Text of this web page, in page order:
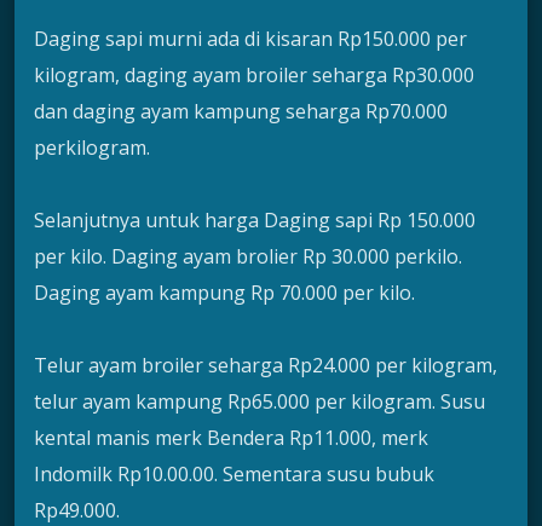
Daging sapi murni ada di kisaran Rp150.000 per
kilogram, daging ayam broiler seharga Rp30.000
dan daging ayam kampung seharga Rp70.000
perkilogram.
Selanjutnya untuk harga Daging sapi Rp 150.000
per kilo. Daging ayam brolier Rp 30.000 perkilo.
Daging ayam kampung Rp 70.000 per kilo.
Telur ayam broiler seharga Rp24.000 per kilogram,
telur ayam kampung Rp65.000 per kilogram. Susu
kental manis merk Bendera Rp11.000, merk
Indomilk Rp10.00.00. Sementara susu bubuk
Rp49.000.